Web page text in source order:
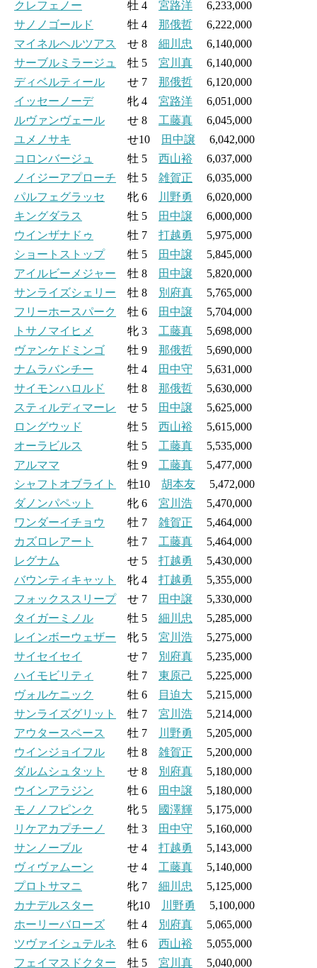
クレフェノー 牡 4 宮路洋 6,233,000
サノノゴールド
牡 4 那俄哲 6,222,000
マイネルヘルツアス
せ 8 細川忠
6,140,000
サーブルミラージュ
牡 5 宮川真 6,140,000
ディベルティール せ 7 那俄哲 6,120,000
イッセーノーデ牝 4 宮路洋 6,051,000
ルヴァンヴェール せ 8 工藤真 6,045,000
ユメノサキ
せ10 田中譲 6,042,000
コロンバージュ
牡 5 西山裕 6,037,000
ノイジーアプローチ 牡 5 雑賀正 6,035,000
パルフェグラッセ 牝 6 川野勇
6,020,000
キングダラス
牡 5 田中譲 6,000,000
ウインザナドゥ
牡 7 打越勇
5,975,000
ショートストップ牡 5 田中譲 5,845,000
アイルビーメジャー 牡 8 田中譲 5,820,000
サンライズシェリー 牡 8 別府真 5,765,000
フリーホースパーク
牡 6 田中譲 5,704,000
トサノマイヒメ
牝 3 工藤真 5,698,000
ヴァンケドミンゴ 牡 9 那俄哲 5,690,000
ナムラバンチー 牡 4 田中守 5,631,000
サイモンハロルド
牡 8 那俄哲 5,630,000
スティルディマーレ
せ 5 田中譲 5,625,000
ロングウッド
牡 5 西山裕 5,615,000
オーラビルス
牡 5 工藤真 5,535,000
アルママ 牡 9 工藤真 5,477,000
シャフトオブライト
牡10 胡本友 5,472,000
ダノンパペット
牝 6 宮川浩 5,470,000
ワンダーイチョウ
牡 7 雑賀正 5,464,000
カズロレアート
牡 7 工藤真 5,464,000
レグナム
せ 5 打越勇
5,430,000
バウンティキャット
牝 4 打越勇
5,355,000
フォックススリープせ 7 田中譲 5,330,000
タイガーミノル 牡 5 細川忠
5,285,000
レインボーウェザー 牝 5 宮川浩 5,275,000
サイセイセイ
せ 7 別府真 5,235,000
ハイモビリティ
牡 7 東原己
5,225,000
ヴォルケニック
牡 6 目迫大 5,215,000
サンライズグリット
牡 7 宮川浩 5,214,000
アウタースペース
牡 7 川野勇
5,205,000
ウインジョイフル 牡 8 雑賀正 5,200,000
ダルムシュタット
せ 8 別府真 5,180,000
ウインアラジン 牡 6 田中譲 5,180,000
モノノフピンク
牝 5 國澤輝 5,175,000
リケアカプチーノ
牡 3 田中守 5,160,000
サンノーブル せ 4 打越勇
5,143,000
ヴィヴァムーン せ 4 工藤真 5,140,000
プロトサマニ
牝 7 細川忠
5,125,000
カナデルスター 牝10 川野勇
5,100,000
ホーリーバローズ 牡 4 別府真 5,065,000
ツヴァイシュテルネ 牡 6 西山裕 5,055,000
フェイマスドクター 牡 5 宮川真 5,040,000